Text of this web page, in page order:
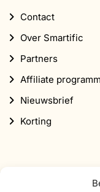
Contact
Over Smartific
Partners
Affiliate
Nieuwsbrief
Korting